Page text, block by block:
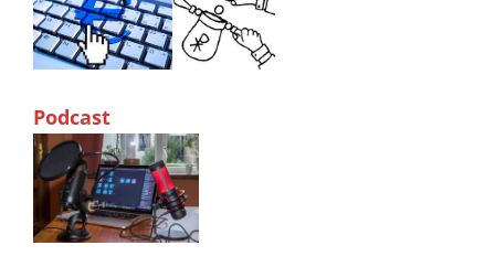
Podcast